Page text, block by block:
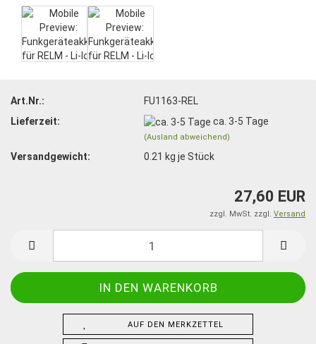
Art.Nr.:
FU1163-REL
Lieferzeit:
ca. 3-5 Tage
(Ausland abweichend)
Versandgewicht: 0.21 kg je Stück
27,60 EUR
zzgl. MwSt. zzgl. Versand
AUF DEN MERKZETTEL